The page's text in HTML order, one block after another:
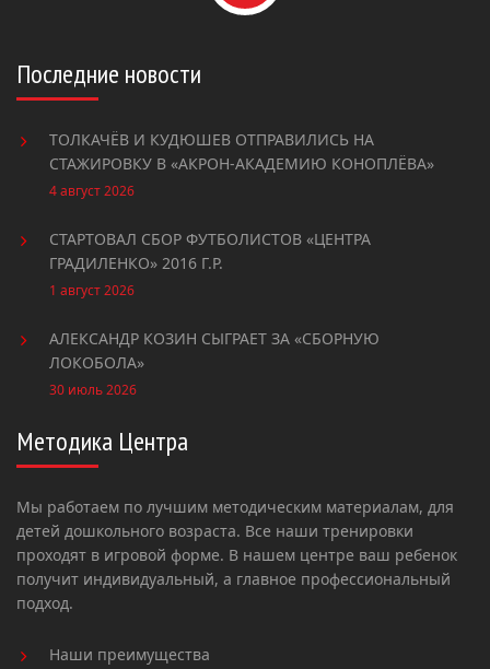
Последние новости
ТОЛКАЧЁВ И КУДЮШЕВ ОТПРАВИЛИСЬ НА
СТАЖИРОВКУ В «АКРОН-АКАДЕМИЮ КОНОПЛËВА»
4 август 2026
СТАРТОВАЛ СБОР ФУТБОЛИСТОВ «ЦЕНТРА
ГРАДИЛЕНКО» 2016 Г.Р.
1 август 2026
АЛЕКСАНДР КОЗИН СЫГРАЕТ ЗА «СБОРНУЮ
ЛОКОБОЛА»
30 июль 2026
Методика Центра
Мы работаем по лучшим методическим материалам, для
детей дошкольного возраста. Все наши тренировки
проходят в игровой форме. В нашем центре ваш ребенок
получит индивидуальный, а главное профессиональный
подход.
Наши преимущества